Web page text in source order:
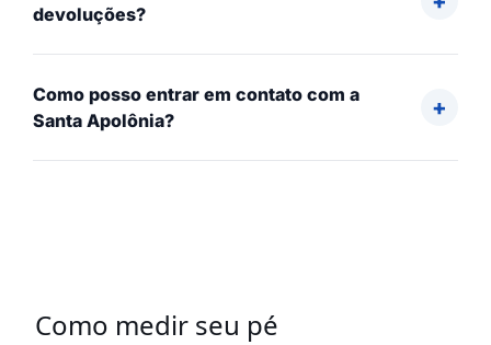
devoluções?
Como posso entrar em contato com a
Santa Apolônia?
Como medir seu pé